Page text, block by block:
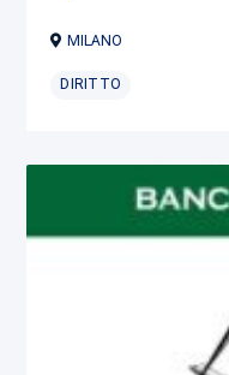
MILANO
DIRITTO